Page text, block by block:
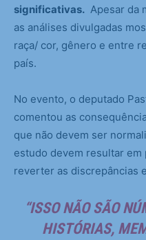
significativas. Apesar da
as análises divulgadas
raça/ cor, gênero e entre
país.
No evento, o deputado
comentou as
que não devem ser
estudo devem resultar em
reverter as discrepâncias
“ISSO NÃO SÃO
HISTÓRIAS,